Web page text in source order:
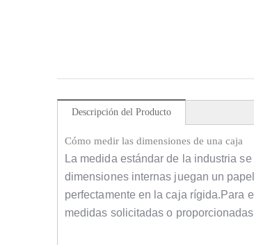
Descripción del Producto
Cómo medir las dimensiones de una caja
La medida estándar de la industria
dimensiones internas juegan un
perfectamente en la caja rígida.Para
medidas solicitadas o